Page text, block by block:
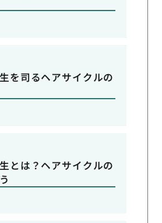
を司るヘアサイクルの
とは？ヘアサイクルの